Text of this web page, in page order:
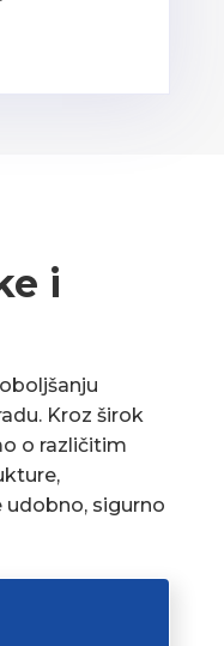
i
Kroz širok
o različitim
udobno, sigurno